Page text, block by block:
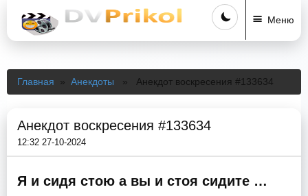
Меню
Главная » Анекдоты » Анекдот воскресения #133634
Анекдот воскресения #133634
12:32 27-10-2024
Я и сидя стою а вы и стоя сидите …